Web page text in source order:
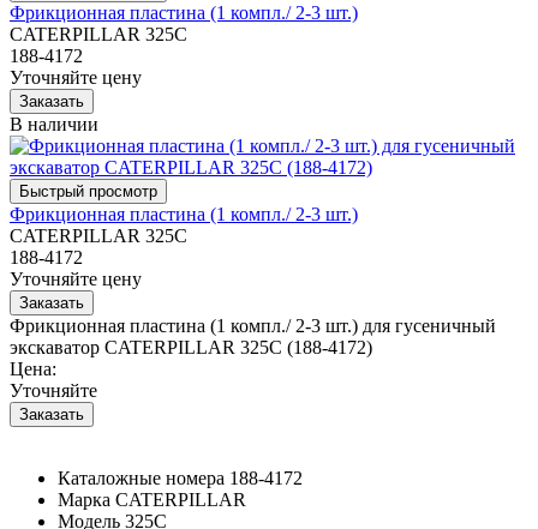
Фрикционная пластина (1 компл./ 2-3 шт.)
CATERPILLAR 325C
188-4172
Уточняйте цену
В наличии
Фрикционная пластина (1 компл./ 2-3 шт.)
CATERPILLAR 325C
188-4172
Уточняйте цену
Фрикционная пластина (1 компл./ 2-3 шт.) для гусеничный
экскаватор CATERPILLAR 325C (188-4172)
Цена:
Уточняйте
Каталожные номера 188-4172
Марка CATERPILLAR
Модель 325C